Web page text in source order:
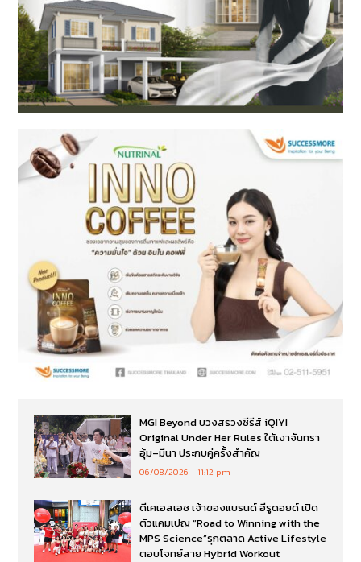
MGI Beyond บวงสรวงซีรีส์ iQIYI
Original Under Her Rules ใต้เงาจันทรา
อุ้ม–มีนา ประกบคู่ครั้งสำคัญ
06/08/2026 11:12 pm
ดีเคเอสเอช เจ้าของแบรนด์ ฮีรูดอยด์ เปิด
ตัวแคมเปญ “Road to Winning with the
MPS Science”รุกตลาด Active Lifestyle
ตอบโจทย์สาย Hybrid Workout